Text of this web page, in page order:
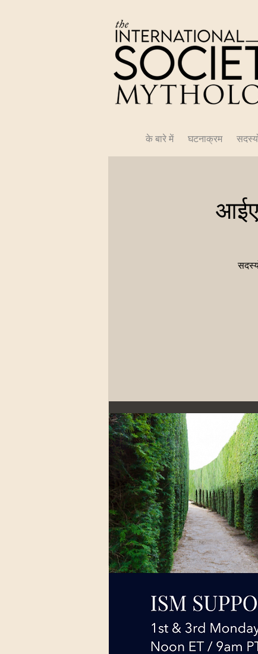
के बारे में घटनाक्रम